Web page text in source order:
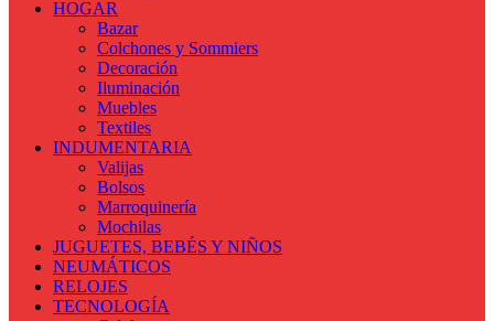
HOGAR
Bazar
Colchones y Sommiers
Decoración
Iluminación
Muebles
Textiles
INDUMENTARIA
Valijas
Bolsos
Marroquinería
Mochilas
JUGUETES, BEBÉS Y NIÑOS
NEUMÁTICOS
RELOJES
TECNOLOGÍA